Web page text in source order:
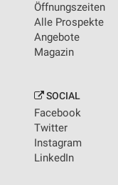
Öffnungszeiten
Alle Prospekte
Angebote
Magazin
SOCIAL
Facebook
Twitter
Instagram
LinkedIn